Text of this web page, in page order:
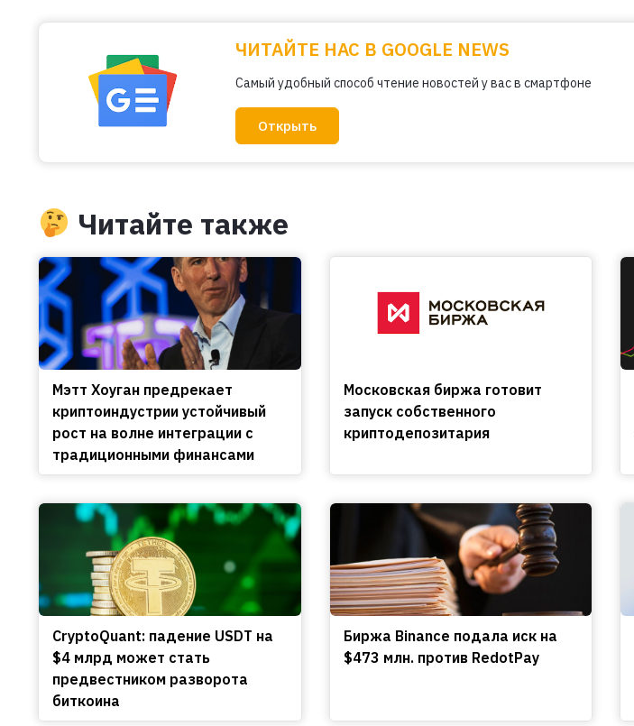
ЧИТАЙТЕ НАС В GOOGLE NEWS
Самый удобный способ чтение новостей у вас в смартфоне
Открыть
Читайте также
Мэтт Хоуган предрекает
криптоиндустрии устойчивый
рост на волне интеграции с
традиционными финансами
Московская биржа готовит
запуск собственного
криптодепозитария
CryptoQuant: падение USDT на
$4 млрд может стать
предвестником разворота
биткоина
Биржа Binance подала иск на
$473 млн. против RedotPay